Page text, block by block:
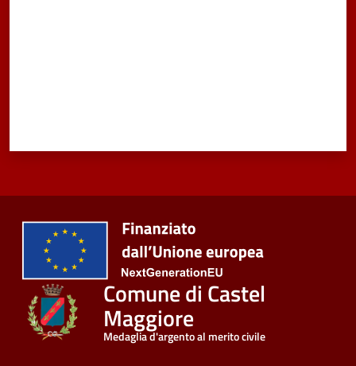
Comune di Castel
Maggiore
Medaglia d'argento al merito civile